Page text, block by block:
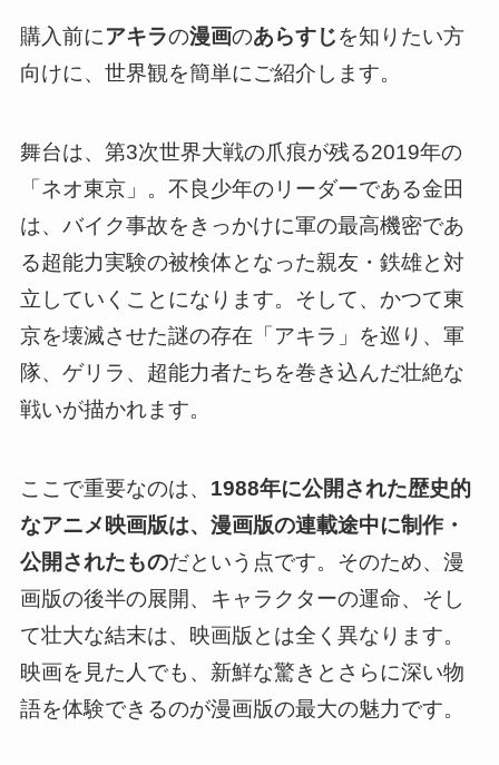
購入前にアキラの漫画のあらすじを知りたい方
向けに、世界観を簡単にご紹介します。
舞台は、第3次世界大戦の爪痕が残る2019年の
「ネオ東京」。不良少年のリーダーである金田
は、バイク事故をきっかけに軍の最高機密であ
る超能力実験の被検体となった親友・鉄雄と対
立していくことになります。そして、かつて東
京を壊滅させた謎の存在「アキラ」を巡り、軍
隊、ゲリラ、超能力者たちを巻き込んだ壮絶な
戦いが描かれます。
ここで重要なのは、 1988年に公開された歴史的
なアニメ映画版は、漫画版の連載途中に制作・
公開されたものだという点です。そのため、漫
画版の後半の展開、キャラクターの運命、そし
て壮大な結末は、映画版とは全く異なります。
映画を見た人でも、新鮮な驚きとさらに深い物
語を体験できるのが漫画版の最大の魅力です。